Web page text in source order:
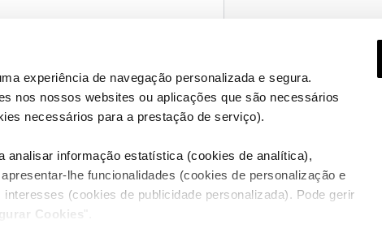
experiência de navegação personalizada e segura.
nos nossos websites ou aplicações que são necessários
necessários para a prestação de serviço).
analisar informação estatística (cookies de analítica),
lhe funcionalidades (cookies de personalização e
(cookies de publicidade personalizada). Pode gerir
Cookies ".
do Fórum NOS Accessibility statement